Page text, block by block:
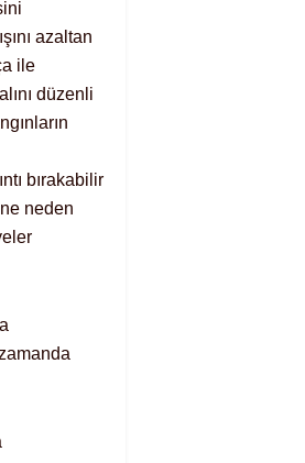
azaltan
ile
düzenli
bırakabilir
neden